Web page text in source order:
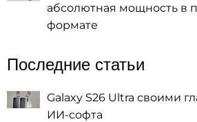
абсолютная мощность в
формате
Последние статьи
Galaxy S26 Ultra своими
ИИ-софта